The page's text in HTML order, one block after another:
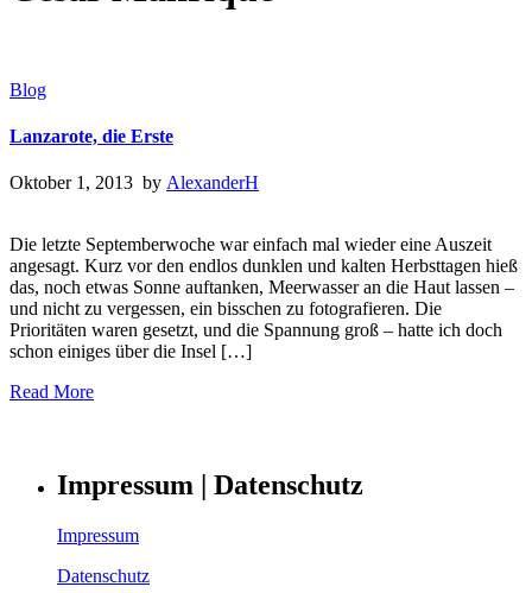
Blog
Lanzarote, die Erste
Oktober 1, 2013 by AlexanderH
Die letzte Septemberwoche war einfach mal wieder eine Auszeit
angesagt. Kurz vor den endlos dunklen und kalten Herbsttagen hieß
das, noch etwas Sonne auftanken, Meerwasser an die Haut lassen –
und nicht zu vergessen, ein bisschen zu fotografieren. Die
Prioritäten waren gesetzt, und die Spannung groß – hatte ich doch
schon einiges über die Insel […]
Read More
Impressum | Datenschutz
Impressum
Datenschutz